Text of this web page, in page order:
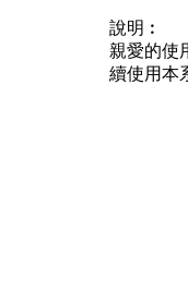
說明︰
親愛的使
續使用本